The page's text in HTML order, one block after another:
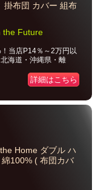
掛布団 カバー 組布
the Future
当店P14％～2万円以
海道・沖縄県・離
詳細はこちら
Home ダブル ハ
100% ( 布団カバ